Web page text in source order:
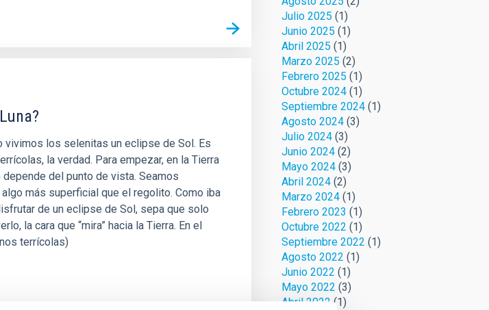
vivimos los selenitas un eclipse de Sol. Es
la verdad. Para empezar, en la Tierra
del punto de vista. Seamos
más superficial que el regolito. Como iba
de un eclipse de Sol, sepa que solo
la cara que “mira” hacia la Tierra. En el
terrícolas)
Julio 2025 (1)
Junio 2025 (1)
Abril 2025 (1)
Marzo 2025 (2)
Febrero 2025 (1)
Octubre 2024(1)
Septiembre 2024(1)
Agosto 2024(3)
Julio 2024(3)
Junio 2024(2)
Mayo 2024(3)
Abril 2024(2)
Marzo 2024(1)
Febrero 2023 (1)
Octubre 2022 (1)
Septiembre 2022 (1)
Agosto 2022 (1)
Junio 2022 (1)
Mayo 2022 (3)
Abril 2022 (1)